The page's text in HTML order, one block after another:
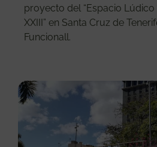
proyecto del “Espacio
XXIII” en Santa Cruz de
Funcionall.